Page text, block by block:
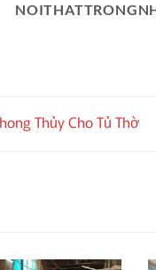
Thủy Cho Tủ Thờ